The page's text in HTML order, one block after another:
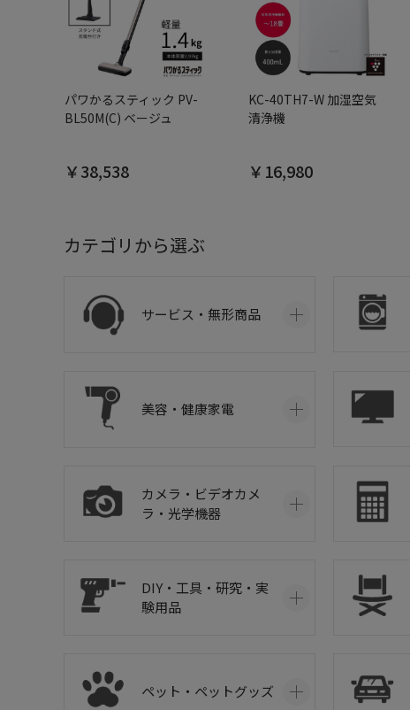
パワかるスティック PV-
BL50M(C) ベージュ
￥38,538
KC-40TH7-W 加湿空気
清浄機
￥16,980
カテゴリから選ぶ
サービス・無形商品
美容・健康家電
カメラ・ビデオカメ
ラ・光学機器
DIY・工具・研究・実
験用品
ペット・ペットグッズ